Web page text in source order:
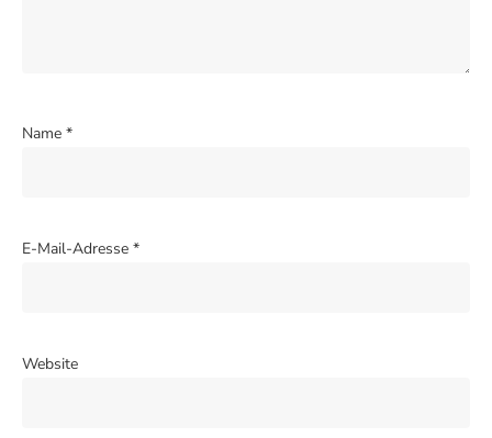
Name *
E-Mail-Adresse *
Website